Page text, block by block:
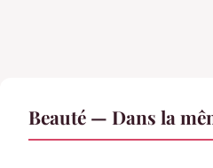
Beauté — Dans la